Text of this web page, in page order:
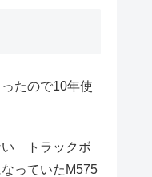
たので10年使
い トラックボ
っていたM575